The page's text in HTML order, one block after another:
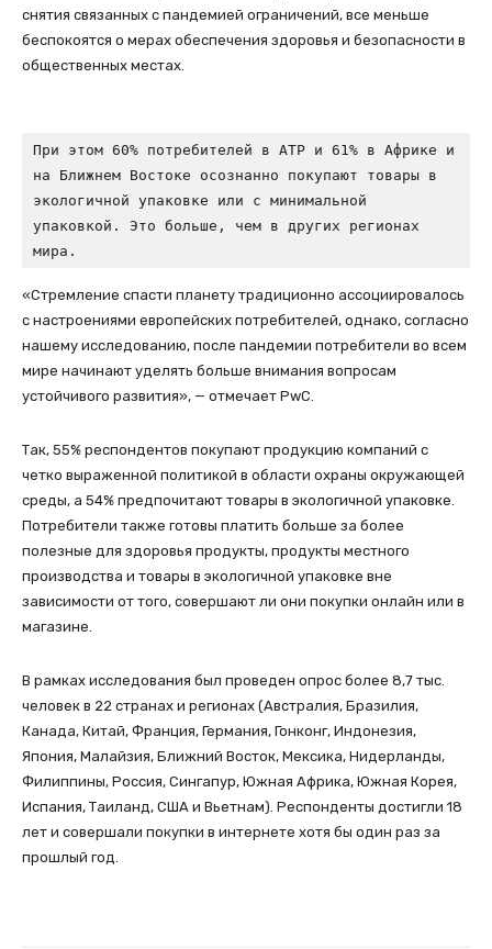
снятия связанных с пандемией ограничений, все меньше
беспокоятся о мерах обеспечения здоровья и безопасности в
общественных местах.
При этом 60% потребителей в АТР и 61% в Африке и
на Ближнем Востоке осознанно покупают товары в
экологичной упаковке или с минимальной
упаковкой. Это больше, чем в других регионах
мира.
«Стремление спасти планету традиционно ассоциировалось
с настроениями европейских потребителей, однако, согласно
нашему исследованию, после пандемии потребители во всем
мире начинают уделять больше внимания вопросам
устойчивого развития», — отмечает PwC.
Так, 55% респондентов покупают продукцию компаний с
четко выраженной политикой в области охраны окружающей
среды, а 54% предпочитают товары в экологичной упаковке.
Потребители также готовы платить больше за более
полезные для здоровья продукты, продукты местного
производства и товары в экологичной упаковке вне
зависимости от того, совершают ли они покупки онлайн или в
магазине.
В рамках исследования был проведен опрос более 8,7 тыс.
человек в 22 странах и регионах (Австралия, Бразилия,
Канада, Китай, Франция, Германия, Гонконг, Индонезия,
Япония, Малайзия, Ближний Восток, Мексика, Нидерланды,
Филиппины, Россия, Сингапур, Южная Африка, Южная Корея,
Испания, Таиланд, США и Вьетнам). Респонденты достигли 18
лет и совершали покупки в интернете хотя бы один раз за
прошлый год.